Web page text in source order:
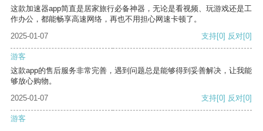
这款加速器app简直是居家旅行必备神器，无论是看视频、玩游戏还是工
作办公，都能畅享高速网络，再也不用担心网速卡顿了。
2025-01-07
支持[0] 反对[0]
游客
这款app的售后服务非常完善，遇到问题总是能够得到妥善解决，让我能
够放心购物。
2025-01-07
支持[0] 反对[0]
游客